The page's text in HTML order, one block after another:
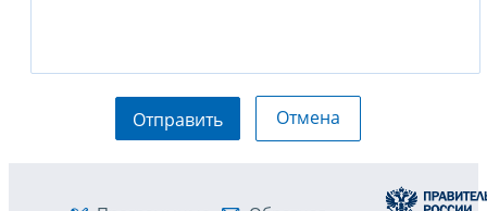
Отправить Отмена